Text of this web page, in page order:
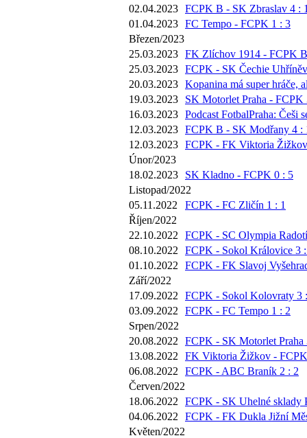
02.04.2023 FCPK B - SK Zbraslav 4 :
01.04.2023 FC Tempo - FCPK 1 : 3
Březen/2023
25.03.2023 FK Zlíchov 1914 - FCPK
25.03.2023 FCPK - SK Čechie
20.03.2023 Kopanina má super hráče,
19.03.2023
SK Motorlet Praha - FCPK
16.03.2023 Podcast FotbalPraha: Češi
12.03.2023 FCPK B - SK Modřany 4 :
12.03.2023 FCPK - FK Viktoria
Únor/2023
18.02.2023
SK Kladno - FCPK 0 : 5
Listopad/2022
05.11.2022
FCPK - FC Zličín 1 : 1
Říjen/2022
22.10.2022
FCPK - SC Olympia
08.10.2022
FCPK - Sokol Královice 3
01.10.2022
FCPK - FK Slavoj
Září/2022
17.09.2022
FCPK - Sokol Kolovraty 3
03.09.2022
FCPK - FC Tempo 1 : 2
Srpen/2022
20.08.2022
FCPK - SK Motorlet Praha
13.08.2022
FK Viktoria Žižkov -
06.08.2022
FCPK - ABC Braník 2 : 2
Červen/2022
18.06.2022
FCPK - SK Uhelné sklady
04.06.2022
FCPK - FK Dukla Jižní
Květen/2022